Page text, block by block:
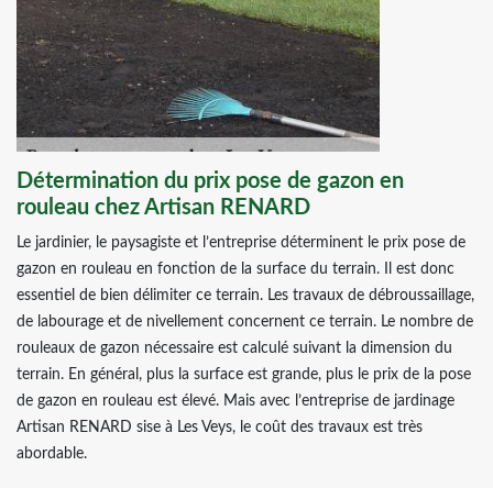
Détermination du prix pose de gazon en
rouleau chez Artisan RENARD
Le jardinier, le paysagiste et l’entreprise déterminent le prix pose de
gazon en rouleau en fonction de la surface du terrain. Il est donc
essentiel de bien délimiter ce terrain. Les travaux de débroussaillage,
de labourage et de nivellement concernent ce terrain. Le nombre de
rouleaux de gazon nécessaire est calculé suivant la dimension du
terrain. En général, plus la surface est grande, plus le prix de la pose
de gazon en rouleau est élevé. Mais avec l’entreprise de jardinage
Artisan RENARD sise à Les Veys, le coût des travaux est très
abordable.